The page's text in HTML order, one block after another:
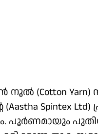
(Cotton Yarn)
Spintex Ltd)
പൂർണമായും